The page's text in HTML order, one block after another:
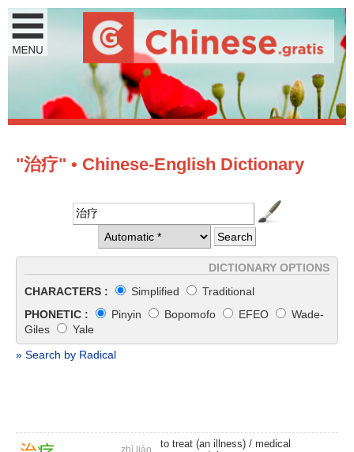
"治疗" • Chinese-English Dictionary
DICTIONARY OPTIONS
CHARACTERS :
Simplified
Traditional
PHONETIC :
Pinyin Bopomofo EFEO
Wade-
Giles
Yale
» Search by Radical
zhì liáo to treat (an illness) / medical